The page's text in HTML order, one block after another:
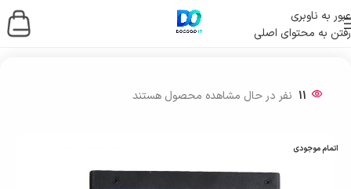
عبور به ناوبری
رفتن به محتوای اصلی
خانه/ قطعات کامپیوتر
11 نفر در حال مشاهده محصول هستند
اتمام موجودی